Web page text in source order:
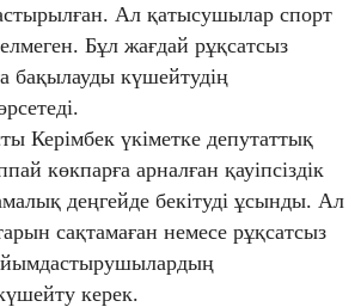
Ал қатысушылар спорт
Бұл жағдай рұқсатсыз
бақылауды күшейтудің
Керімбек үкіметке депутаттық
көкпарға арналған қауіпсіздік
деңгейде бекітуді ұсынды. Ал
сақтамаған немесе рұқсатсыз
керек.